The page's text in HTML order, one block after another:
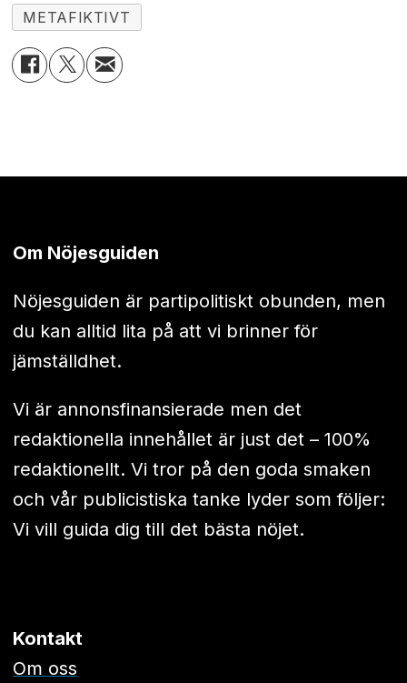
METAFIKTIVT
Om Nöjesguiden
Nöjesguiden är partipolitiskt obunden, men
du kan alltid lita på att vi brinner för
jämställdhet.
Vi är annonsfinansierade men det
redaktionella innehållet är just det – 100%
redaktionellt. Vi tror på den goda smaken
och vår publicistiska tanke lyder som följer:
Vi vill guida dig till det bästa nöjet.
Kontakt
Om oss